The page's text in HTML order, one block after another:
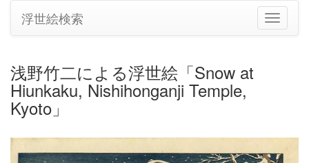
ナ
ビ
替
浮世絵検索
浅野竹二による浮世絵「Snow at
Hiunkaku, Nishihonganji Temple,
Kyoto」